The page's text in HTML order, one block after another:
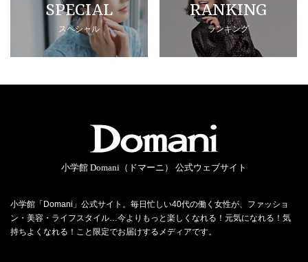
SPECIAL
スペシャル
RANKING
ランキング
小学館 Domani（ドマーニ） 公式ウェブサイト
小学館「Domani」公式サイト。毎日忙しい40代の働く女性が、ファッショ
ン・美容・ライフスタイル…今よりもっと楽しくなれる！元気になれる！気
持ちよくなれる！こと限定でお届けするメディアです。